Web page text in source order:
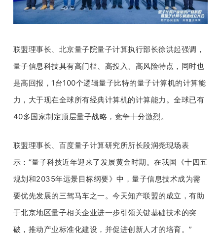
联盟理事长、北京量子院量子计算执行部长徐洪起强调，
量子信息科技具有高门槛、高投入、高风险特点，同时也
是高回报，1台100个逻辑量子比特的量子计算机的计算能
力，大于现在全球所有经典计算机的计算能力。全球已有
40多国家制定顶层量子战略，竞争十分激烈。
联盟理事长、百度量子计算研究所所长段润尧现场表
示：“量子科技近年迎来了发展黄金时期。在我国《十四五
规划和2035年远景目标纲要》中，量子信息技术成为需
要优先发展的三驾马车之一。今天知产联盟的成立，有助
于北京地区量子相关企业进一步引领关键基础技术的突
破，推动产业标准化建设，并促进创新人才的培育。”